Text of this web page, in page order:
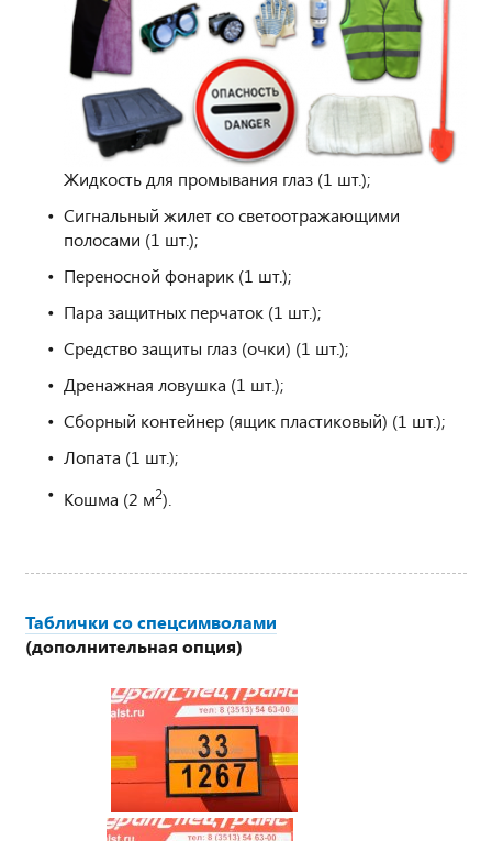
Жидкость для промывания глаз (1 шт.);
Сигнальный жилет со светоотражающими
полосами (1 шт.);
Переносной фонарик (1 шт.);
Пара защитных перчаток (1 шт.);
Средство защиты глаз (очки) (1 шт.);
Дренажная ловушка (1 шт.);
Сборный контейнер (ящик пластиковый) (1 шт.);
Лопата (1 шт.);
Кошма (2 м2).
Таблички со спецсимволами
(дополнительная опция)